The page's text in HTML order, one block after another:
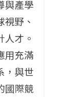
與產學
野、
才。
用充滿
，與世
國際競